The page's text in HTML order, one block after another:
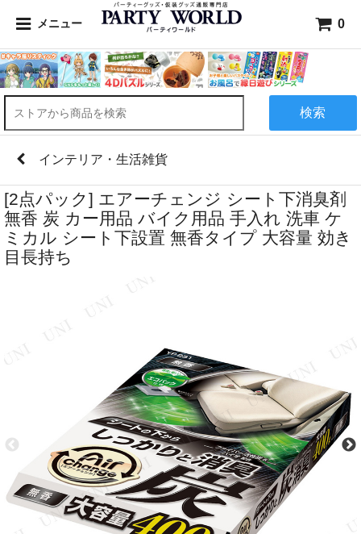
メニュー 0
検索
インテリア・生活雑貨
[2点パック] エアーチェンジ シート下消臭剤
無香 炭 カー用品 バイク用品 手入れ 洗車 ケ
ミカル シート下設置 無香タイプ 大容量 効き
目長持ち